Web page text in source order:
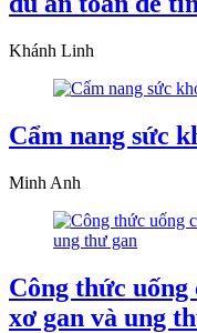
Khánh Linh
Cẩm nang sức
Minh Anh
Công thức
xơ gan và ung